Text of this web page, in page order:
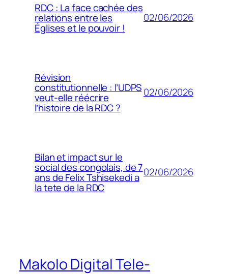
RDC : La face cachée des
relations entre les
Églises et le pouvoir !
02/06/2026
Révision
constitutionnelle : l’UDPS
veut-elle réécrire
l’histoire de la RDC ?
02/06/2026
Bilan et impact sur le
social des congolais, de 7
ans de Felix Tshisekedi a
la tete de la RDC
02/06/2026
Makolo Digital Tele-